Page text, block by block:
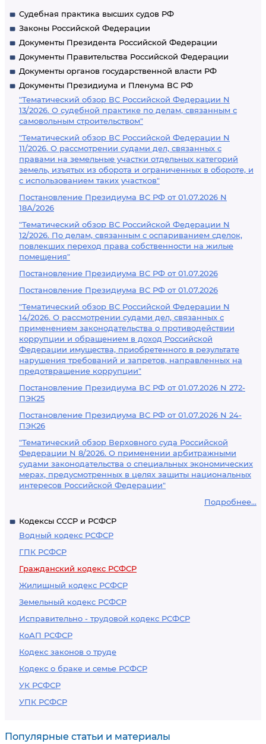
Судебная практика высших судов РФ
Законы Российской Федерации
Документы Президента Российской Федерации
Документы Правительства Российской Федерации
Документы органов государственной власти РФ
Документы Президиума и Пленума ВС РФ
"Тематический обзор ВС Российской Федерации N
13/2026. О судебной практике по делам, связанным с
самовольным строительством"
"Тематический обзор ВС Российской Федерации N
11/2026. О рассмотрении судами дел, связанных с
правами на земельные участки отдельных категорий
земель, изъятых из оборота и ограниченных в обороте, и
с использованием таких участков"
Постановление Президиума ВС РФ от 01.07.2026 N
18А/2026
"Тематический обзор ВС Российской Федерации N
12/2026. По делам, связанным с оспариванием сделок,
повлекших переход права собственности на жилые
помещения"
Постановление Президиума ВС РФ от 01.07.2026
Постановление Президиума ВС РФ от 01.07.2026
"Тематический обзор ВС Российской Федерации N
14/2026. О рассмотрении судами дел, связанных с
применением законодательства о противодействии
коррупции и обращением в доход Российской
Федерации имущества, приобретенного в результате
нарушения требований и запретов, направленных на
предотвращение коррупции"
Постановление Президиума ВС РФ от 01.07.2026 N 272-
ПЭК25
Постановление Президиума ВС РФ от 01.07.2026 N 24-
ПЭК26
"Тематический обзор Верховного суда Российской
Федерации N 8/2026. О применении арбитражными
судами законодательства о специальных экономических
мерах, предусмотренных в целях защиты национальных
интересов Российской Федерации"
Подробнее...
Кодексы СССР и РСФСР
Водный кодекс РСФСР
ГПК РСФСР
Гражданский кодекс РСФСР
Жилищный кодекс РСФСР
Земельный кодекс РСФСР
Исправительно - трудовой кодекс РСФСР
КоАП РСФСР
Кодекс законов о труде
Кодекс о браке и семье РСФСР
УК РСФСР
УПК РСФСР
Популярные статьи и материалы